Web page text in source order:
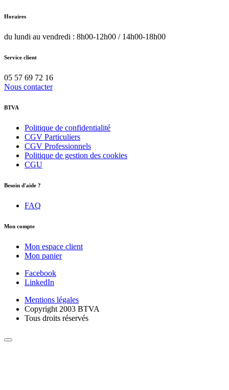
Horaires
du lundi au vendredi : 8h00-12h00 / 14h00-18h00
Service client
05 57 69 72 16
Nous contacter
BTVA
Politique de confidentialité
CGV Particuliers
CGV Professionnels
Politique de gestion des cookies
CGU
Besoin d'aide ?
FAQ
Mon compte
Mon espace client
Mon panier
Facebook
LinkedIn
Mentions légales
Copyright 2003 BTVA
Tous droits réservés